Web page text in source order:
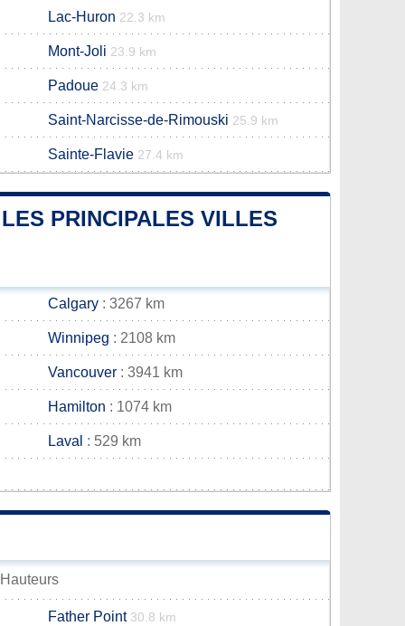
Lac-Huron 22.3 km
Mont-Joli 23.9 km
Padoue 24.3 km
Saint-Narcisse-de-Rimouski 25.9 km
Sainte-Flavie 27.4 km
PRINCIPALES VILLES
Calgary : 3267 km
Winnipeg : 2108 km
Vancouver : 3941 km
Hamilton : 1074 km
Laval : 529 km
Father Point 30.8 km